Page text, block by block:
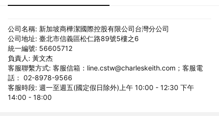
公司名稱: 新加坡商樺潔國際控股有限公司台灣分公司
公司地址: 臺北市信義區松仁路89號5樓之6
統一編號: 56605712
負責人: 黃文杰
客服聯繫方式: 客服信箱：line.cstw@charleskeith.com；客服電
話： 02-8978-9566
客服時段: 週一至週五(國定假日除外)上午 10:00 - 12:30 下午
14:00 - 18:00